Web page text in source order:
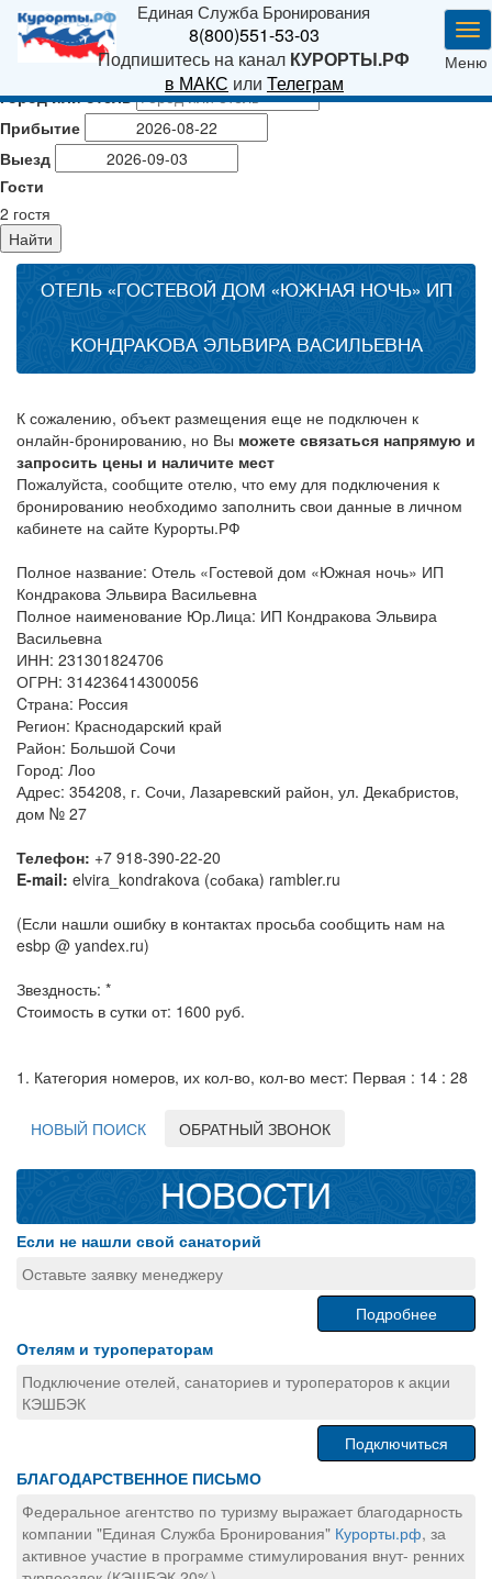
Единая Служба Бронирования
8(800)551-53-03
Подпишитесь на канал КУРОРТЫ.РФ
в МАКС или Телеграм
Меню
Город или отель
Прибытие
Выезд
Гости
2 гостя
Найти
ОТЕЛЬ «ГОСТЕВОЙ ДОМ «ЮЖНАЯ НОЧЬ» ИП
КОНДРАКОВА ЭЛЬВИРА ВАСИЛЬЕВНА
К сожалению, объект размещения еще не подключен к
онлайн-бронированию, но Вы можете связаться напрямую и
запросить цены и наличите мест
Пожалуйста, сообщите отелю, что ему для подключения к
бронированию необходимо заполнить свои данные в личном
кабинете на сайте Курорты.РФ
Полное название: Отель «Гостевой дом «Южная ночь» ИП
Кондракова Эльвира Васильевна
Полное наименование Юр.Лица: ИП Кондракова Эльвира
Васильевна
ИНН: 231301824706
ОГРН: 314236414300056
Cтрана: Россия
Регион: Краснодарский край
Район: Большой Сочи
Город: Лоо
Адрес: 354208, г. Сочи, Лазаревский район, ул. Декабристов,
дом № 27
Телефон: +7 918-390-22-20
E-mail: elvira_kondrakova (собака) rambler.ru
(Если нашли ошибку в контактах просьба сообщить нам на
esbp @ yandex.ru)
Звездность: *
Стоимость в сутки от: 1600 руб.
1. Категория номеров, их кол-во, кол-во мест: Первая : 14 : 28
НОВЫЙ ПОИСК ОБРАТНЫЙ ЗВОНОК
НОВОСТИ
Если не нашли свой санаторий
Оставьте заявку менеджеру
Подробнее
Отелям и туроператорам
Подключение отелей, санаториев и туроператоров к акции
КЭШБЭК
Подключиться
БЛАГОДАРСТВЕННОЕ ПИСЬМО
Федеральное агентство по туризму выражает благодарность
компании "Единая Служба Бронирования" Курорты.рф, за
активное участие в программе стимулирования внут- ренних